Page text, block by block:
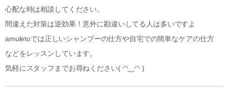
心配な時は相談してください。
間違えた対策は逆効果！意外に勘違いしてる人は多いですよ
amuletoでは正しいシャンプーの仕方や自宅での簡単なケアの仕方
などをレッスンしています。
気軽にスタッフまでお尋ねください( ◠‿◠ )